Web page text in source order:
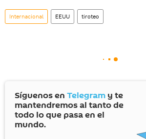
Internacional EEUU tiroteo
Síguenos en Telegram y te
mantendremos al tanto de
todo lo que pasa en el
mundo.